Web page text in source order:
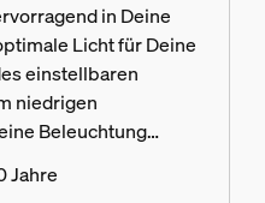
in Deine
Licht für Deine
einstellbaren
niedrigen
Beleuchtung
des Tages
Jahre